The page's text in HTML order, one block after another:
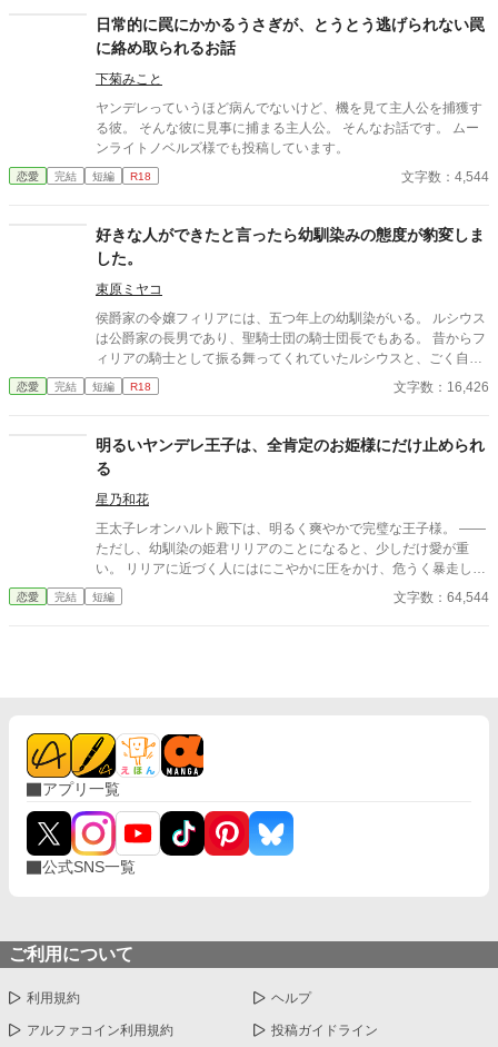
らまがいにちょっかいをかけていた。けれど、いつの間にか彼は
エレノアの前から去り、エレノアも誘拐の恐ろしい記憶を封印す
ると共に少年を忘れていく。 そんなエレノアの前に、可愛がっ
ていた男の子が八年越しに大人になって再び現れた。 「やっと、
あなたに復讐できる」 歪んだ復讐心と執着で魔道具を使ってエレ
ノアに快楽責めを仕掛けてくる美形の宮廷魔術師リアン。 彼の
真意は一体どこにあるのか……わからないままエレノアは彼に惹
かれていく。 過去の出来事で男嫌いとなり引きこもりになってし
まった王女（18）×王女に執着するヤンデレ天才宮廷魔術師（2
日常的に罠にかかるうさぎが、とうとう逃げられない罠
に絡め取られるお話
下菊みこと
ヤンデレっていうほど病んでないけど、機を見て主人公を捕獲す
る彼。 そんな彼に見事に捕まる主人公。 そんなお話です。 ムー
ンライトノベルズ様でも投稿しています。
恋愛 完結 短編 R18 文字数：4,544
好きな人ができたと言ったら幼馴染みの態度が豹変しま
した。
束原ミヤコ
侯爵家の令嬢フィリアには、五つ年上の幼馴染がいる。 ルシウス
は公爵家の長男であり、聖騎士団の騎士団長でもある。 昔からフ
ィリアの騎士として振る舞ってくれていたルシウスと、ごく自然
に婚約者になっていた。 しかし、ある日の夜会で、「ルシウス様
はわがままな妹と結婚をしなければならず、可哀想」という噂話
ないのだと気づいたフィリアは、ルシウスに告げる。 「私、好き
な人ができました」 だから、あなたとは結婚できないのだという
嘘を──。
恋愛 完結 短編 R18 文字数：16,426
明るいヤンデレ王子は、全肯定のお姫様にだけ止められ
る
星乃和花
王太子レオンハルト殿下は、明るく爽やかで完璧な王子様。 ――
ただし、幼馴染の姫君リリアのことになると、少しだけ愛が重
い。 リリアに近づく人にはにこやかに圧をかけ、危うく暴走しか
けることもしばしば。 けれどそんな殿下も、リリアがそっと袖を
引けばぴたりと止まる。 「その嫉妬は、わたしのところへ持って
恋愛 完結 短編 文字数：64,544
アプリ一覧
公式SNS一覧
ご利用について
利用規約 ヘルプ
アルファコイン利用規約 投稿ガイドライン